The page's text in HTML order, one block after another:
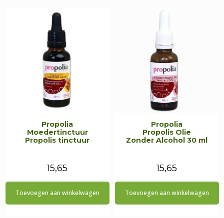
Propolia
Moedertinctuur
Propolis tinctuur
15,65
Toevoegen aan winkelwagen
Propolia
Propolis Olie
Zonder Alcohol 30 ml
15,65
Toevoegen aan winkelwagen